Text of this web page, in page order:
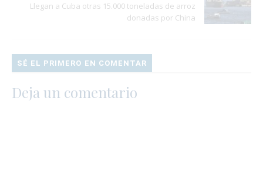
Llegan a Cuba otras 15.000 toneladas de arroz
donadas por China
SÉ EL PRIMERO EN COMENTAR
Deja un comentario